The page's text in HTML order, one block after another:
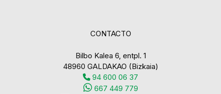
CONTACTO
Bilbo Kalea 6, entpl. 1
48960 GALDAKAO (Bizkaia)
94 600 06 37
667 449 779